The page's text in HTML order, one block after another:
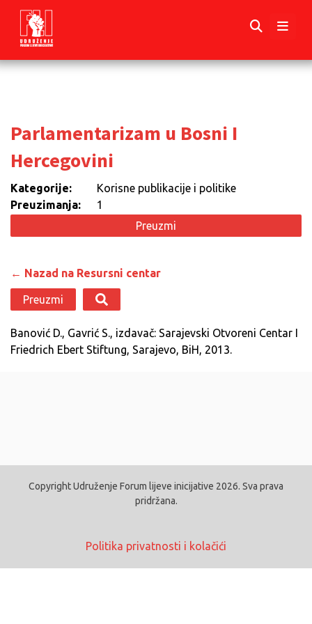
Parlamentarizam u Bosni I
Hercegovini
Kategorije:
Korisne publikacije i politike
Preuzimanja:
1
Preuzmi
← Nazad na Resursni centar
Banović D., Gavrić S., izdavač: Sarajevski Otvoreni Centar I
Friedrich Ebert Stiftung, Sarajevo, BiH, 2013.
Preuzmi
Copyright Udruženje Forum lijeve inicijative 2026. Sva prava
pridržana.
Politika privatnosti i kolačići